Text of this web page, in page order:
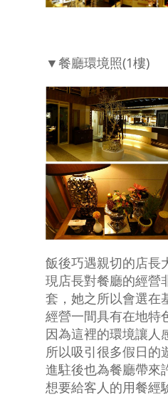
▼餐廳環境照(1樓)
飯後巧遇親切的店長
現店長對餐廳的經營
套，她之所以會選在
經營一間具有在地特
因為這裡的環境讓人
所以吸引很多假日的
進駐後也為餐廳帶來
想要給客人的用餐經